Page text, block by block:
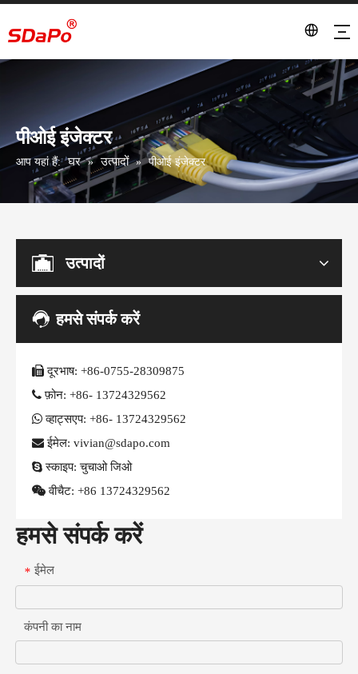
पीओई इंजेक्टर
आप यहां हैं: घर » उत्पादों » पीओई इंजेक्टर
उत्पादों
हमसे संपर्क करें
 दूरभाष: +86-0755-28309875
 फ़ोन: +86- 13724329562
 व्हाट्सएप: +86- 13724329562
 ईमेल: vivian@sdapo.com
 स्काइप:चुचाओ जिओ
 वीचैट: +86 13724329562
हमसे संपर्क करें
* ईमेल
कंपनी का नाम